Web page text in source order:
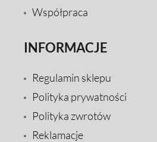
Współpraca
INFORMACJE
Regulamin sklepu
Polityka prywatności
Polityka zwrotów
Reklamacje